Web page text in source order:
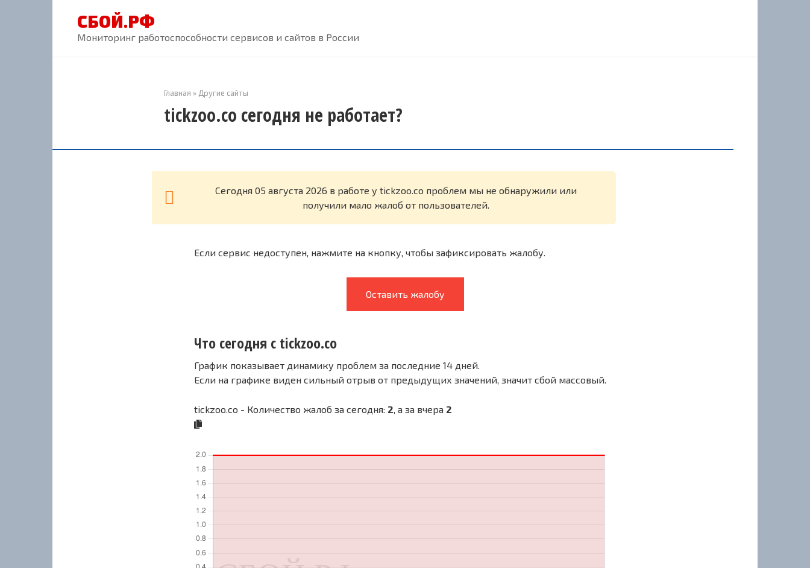
СБОЙ.РФ
Мониторинг работоспособности сервисов и сайтов в России
Главная » Другие сайты
tickzoo.co сегодня не работает?
Cегодня 05 августа 2026 в работе у tickzoo.co проблем мы не обнаружили или
получили мало жалоб от пользователей.
Если сервис недоступен, нажмите на кнопку, чтобы зафиксировать жалобу.
Оставить жалобу
Что сегодня с tickzoo.co
График показывает динамику проблем за последние 14 дней.
Если на графике виден сильный отрыв от предыдущих значений, значит сбой массовый.
tickzoo.co - Количество жалоб за сегодня: 2, а за вчера 2